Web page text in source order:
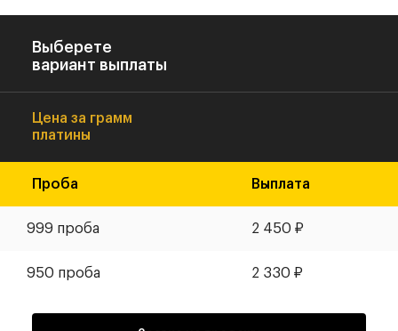
Выберете
вариант выплаты
Цена за грамм
платины
Проба Выплата
999 проба 2 450 ₽
950 проба 2 330 ₽